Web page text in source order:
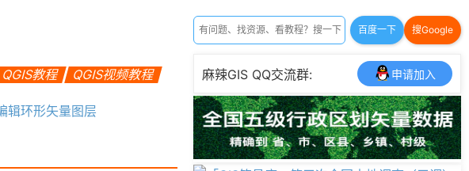
QGIS教程 QGIS视频教程
辑环形矢量图层
百度一下 搜Google
麻辣GIS QQ交流群: 申请加入